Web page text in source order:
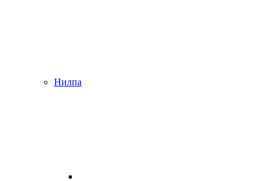
Нилпа